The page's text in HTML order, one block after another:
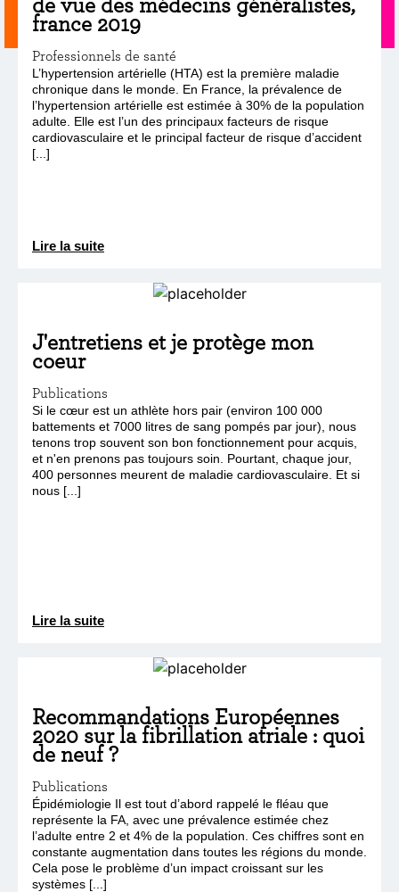
france 2019
Professionnels de santé
L’hypertension artérielle (HTA) est la première maladie
chronique dans le monde. En France, la prévalence de
l’hypertension artérielle est estimée à 30% de la population
adulte. Elle est l’un des principaux facteurs de risque
cardiovasculaire et le principal facteur de risque d’accident
[...]
Lire la suite
J'entretiens et je protège mon
coeur
Publications
Si le cœur est un athlète hors pair (environ 100 000
battements et 7000 litres de sang pompés par jour), nous
tenons trop souvent son bon fonctionnement pour acquis,
et n'en prenons pas toujours soin. Pourtant, chaque jour,
400 personnes meurent de maladie cardiovasculaire. Et si
nous [...]
Lire la suite
Recommandations Européennes
2020 sur la fibrillation atriale : quoi
de neuf ?
Publications
Épidémiologie Il est tout d’abord rappelé le fléau que
représente la FA, avec une prévalence estimée chez
l’adulte entre 2 et 4% de la population. Ces chiffres sont en
constante augmentation dans toutes les régions du monde.
Cela pose le problème d’un impact croissant sur les
systèmes [...]